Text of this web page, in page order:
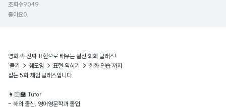
조회수9049
좋아요0
영화 속 진짜 표현으로 배우는 실전 회화 클래스!
‘듣기 → 쉐도잉 → 표현 익히기 → 회화 연습’까지
잡는 5회 체험 클래스입니다.
👩🏻‍🏫 Tutor
- 해외 출신, 영어영문학과 졸업